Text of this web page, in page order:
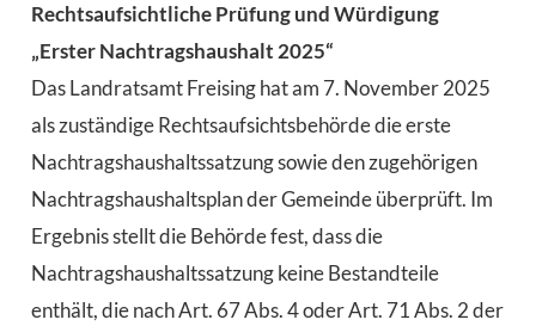
Rechtsaufsichtliche Prüfung und Würdigung
„Erster Nachtragshaushalt 2025“
Das Landratsamt Freising hat am 7. November 2025
als zuständige Rechtsaufsichtsbehörde die erste
Nachtragshaushaltssatzung sowie den zugehörigen
Nachtragshaushaltsplan der Gemeinde überprüft. Im
Ergebnis stellt die Behörde fest, dass die
Nachtragshaushaltssatzung keine Bestandteile
enthält, die nach Art. 67 Abs. 4 oder Art. 71 Abs. 2 der